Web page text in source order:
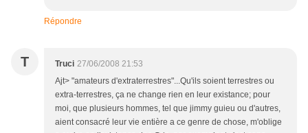
Répondre
T Truci 27/06/2008 21:53
Ajt> "amateurs d'extraterrestres"...Qu'ils soient terrestres ou
extra-terrestres, ça ne change rien en leur existance; pour
moi, que plusieurs hommes, tel que jimmy guieu ou d'autres,
aient consacré leur vie entière a ce genre de chose, m'oblige